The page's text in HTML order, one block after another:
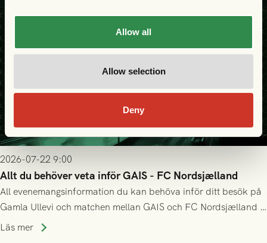
Allow all
Allow selection
Deny
2026-07-22 9:00
Allt du behöver veta inför GAIS - FC Nordsjælland
All evenemangsinformation du kan behöva inför ditt besök på
Gamla Ullevi och matchen mellan GAIS och FC Nordsjælland i
kvalet till Conference League! Avspark kl 19.00 på torsdag
Läs mer